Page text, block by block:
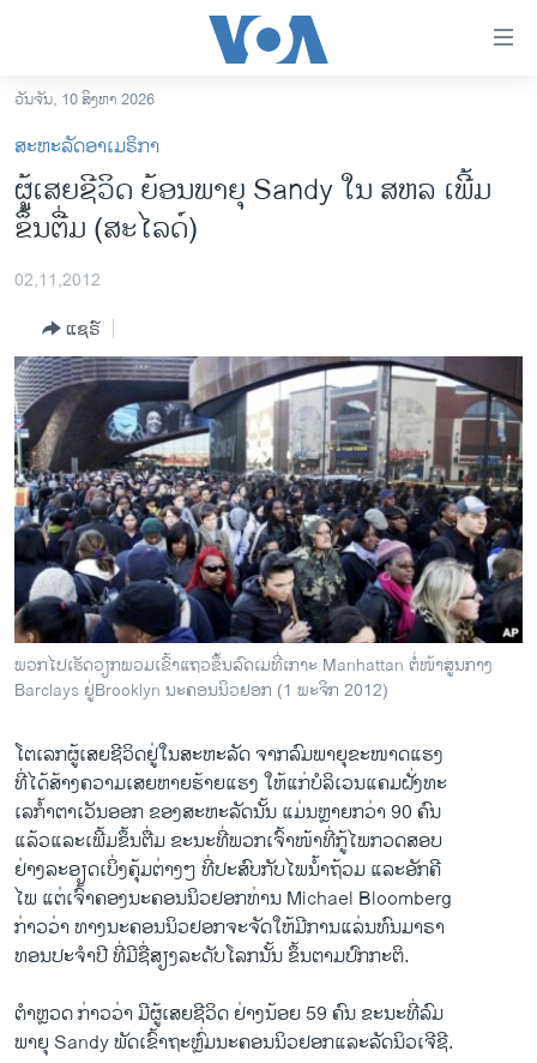
ເຂົ້າ
ຫາ
ຂ້າມ
ຂ້າມ
ຂ້າມ
ຫາ
ລາວ
ອາເມຣິກາ
ຂ່າວ​ຈີນ
ໂລກ
ເອເຊຍ
ອິດສະຫຼະພາບດ້ານການຂ່າວ
ຊີວິດຊາວລາວ
ຊຸມຊົນຊາວລາວ
ວິທະຍາສາດ-ເທັກໂນໂລຈີ
ທຸລະກິດ
ພາສາອັງກິດ
ວີດີໂອ
ລາຍການກະຈາຍສຽງ
ລາຍງານ
ຕິດຕາມພວກເຮົາ ທີ່
ພາສາຕ່າງໆ
ວັນຈັນ, 10 ສິງຫາ 2026
ສະຫະລັດອາເມຣິກາ
ຜູ້ເສຍຊີວິດ ຍ້ອນພາຍຸ Sandy ໃນ ສຫລ ເພີ້ມ
ຂຶ້ນຕື່ມ (ສະໄລດ໌)
02,11,2012
ແຊຣ໌
ພວກໄປເຮັດວຽກພວມເຂົ້າແຖວຂຶ້ນລົດເມທີ່ເກາະ Manhattan ຕໍ່ໜ້າສູນກາງ
Barclays ຢູ່Brooklyn ນະຄອນນິວຢອກ (1 ພະຈິກ 2012)
ໂຕເລກຜູ້ເສຍຊີວິດຢູ່ໃນສະຫະລັດ ຈາກລົມພາຍຸຂະໜາດແຮງ
ທີ່ໄດ້ສ້າງຄວາມເສຍຫາຍຮ້າຍແຮງ ໃຫ້ແກ່ບໍລິເວນແຄມຝັ່ງທະ
ເລກໍ້າຕາເວັນອອກ ຂອງສະຫະລັດນັ້ນ ແມ່ນຫຼາຍກວ່າ 90 ຄົນ
ແລ້ວແລະເພີ້ມຂຶ້ນຕື່ມ ຂະນະທີ່ພວກເຈົ້າໜ້າທີ່ກູ້ໄພກວດສອບ
ຢ່າງລະອຽດເບິ່ງຄຸ້ມຕ່າງໆ ທີ່ປະສົບກັບໄພນໍ້າຖ້ວມ ແລະອັກຄີ
ໄພ ແຕ່ເຈົ້າຄອງນະຄອນນິວຢອກທ່ານ Michael Bloomberg
ກ່າວວ່າ ທາງນະຄອນນິວຢອກຈະຈັດໃຫ້ມີການແລ່ນທົນມາຣາ
ທອນປະຈຳປີ ທີ່ມີຊື່ສຽງລະດັບໂລກນັ້ນ ຂຶ້ນຕາມປົກກະຕິ.
ຕຳຫຼວດ ກ່າວວ່າ ມີຜູ້ເສຍຊີວິດ ຢ່າງນ້ອຍ 59 ຄົນ ຂະນະທີ່ລົມ
ພາຍຸ Sandy ພັດເຂົ້າຖະຫຼົ່ມນະຄອນນິວຢອກແລະລັດນິວເຈີຊີ.